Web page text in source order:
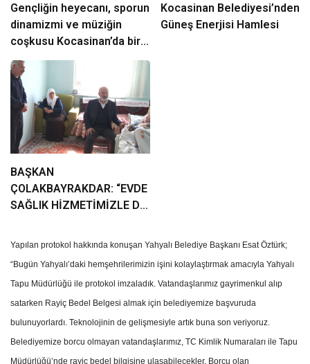
Gençliğin heyecanı, sporun
dinamizmi ve müziğin
coşkusu Kocasinan’da bir
araya geliyor!
Kocasinan Belediyesi’nden
Güneş Enerjisi Hamlesi
BAŞKAN
ÇOLAKBAYRAKDAR: “EVDE
SAĞLIK HİZMETİMİZLE DE
Yapılan protokol hakkında konuşan Yahyalı Belediye Başkanı Esat Öztürk;
“Bugün Yahyalı’daki hemşehrilerimizin işini kolaylaştırmak amacıyla Yahyalı
Tapu Müdürlüğü ile protokol imzaladık. Vatandaşlarımız gayrimenkul alıp
satarken Rayiç Bedel Belgesi almak için belediyemize başvuruda
bulunuyorlardı. Teknolojinin de gelişmesiyle artık buna son veriyoruz.
Belediyemize borcu olmayan vatandaşlarımız, TC Kimlik Numaraları ile Tapu
Müdürlüğü’nde rayiç bedel bilgisine ulaşabilecekler. Borcu olan